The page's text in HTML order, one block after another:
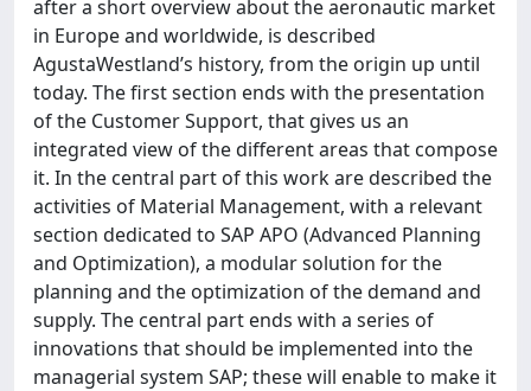
after a short overview about the aeronautic market
in Europe and worldwide, is described
AgustaWestland’s history, from the origin up until
today. The first section ends with the presentation
of the Customer Support, that gives us an
integrated view of the different areas that compose
it. In the central part of this work are described the
activities of Material Management, with a relevant
section dedicated to SAP APO (Advanced Planning
and Optimization), a modular solution for the
planning and the optimization of the demand and
supply. The central part ends with a series of
innovations that should be implemented into the
managerial system SAP; these will enable to make it